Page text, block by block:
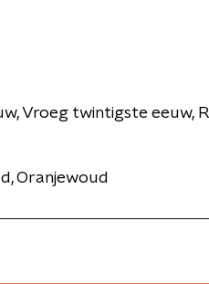
Vroeg twintigste eeuw,
Oranjewoud